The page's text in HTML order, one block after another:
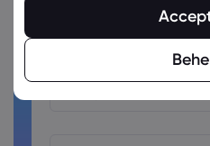
Ready to trade?
Create an